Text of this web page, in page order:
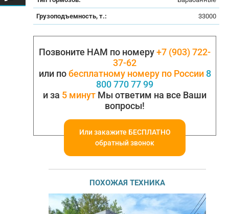
Грузоподъемность, т.: 33000
Позвоните НАМ по номеру+7 (903) 722-
37-62
или побесплатному номеру по России 8
800 770 77 99
и за 5 минут Мы ответим на все Ваши
вопросы!
Или закажите БЕСПЛАТНО
обратный звонок
ПОХОЖАЯ ТЕХНИКА